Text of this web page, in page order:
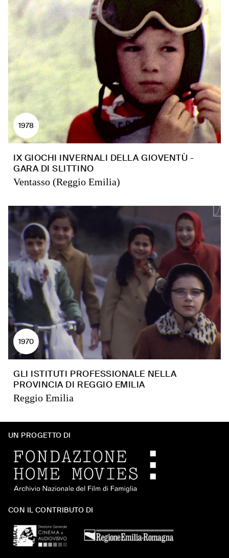
1978
IX GIOCHI INVERNALI DELLA GIOVENTÙ -
GARA DI SLITTINO
Ventasso (Reggio Emilia)
1970
GLI ISTITUTI PROFESSIONALE NELLA
PROVINCIA DI REGGIO EMILIA
Reggio Emilia
UN PROGETTO DI
CON IL CONTRIBUTO DI